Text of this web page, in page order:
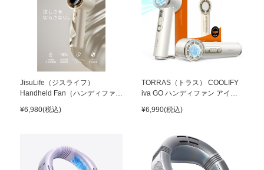
JisuLife（ジスライフ）
Handheld Fan（ハンディファ
¥6,980(税込)
TORRAS（トラス） COOLIFY
iva GO ハンディファン アイボ
¥6,990(税込)